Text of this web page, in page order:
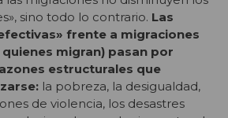
sino todo lo contrario. Las
frente a migraciones
migran) pasan por
estructurales que
la pobreza, la desigualdad,
de violencia, los desastres